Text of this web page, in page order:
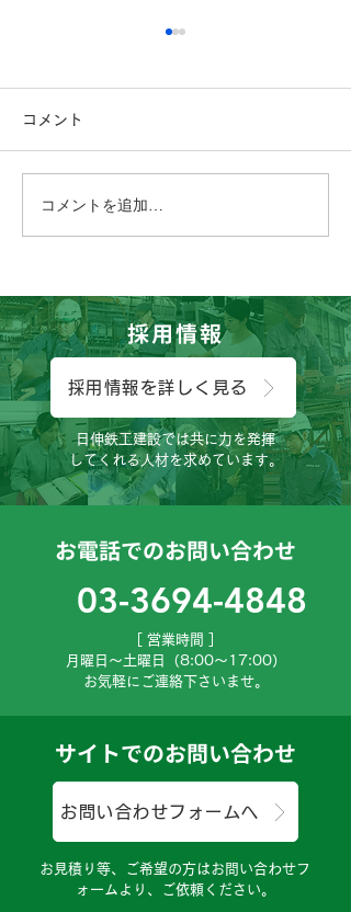
まだ引っ越しの片付けは
員全員で新社屋落成式を
行いました。
コメント
コメントを追加…
採用情報
採用情報を詳しく見る
日伸鉄工建設では共に力を発揮
してくれる人材を求めています。
お電話でのお問い合わせ
03-3694-4848
［ 営業時間 ］
月曜日～土曜日（8:00～17:00）
お気軽にご連絡下さいませ。
サイトでのお問い合わせ
お問い合わせフォームへ
お見積り等、ご希望の方はお問い合わせフ
ォームより、ご依頼ください。